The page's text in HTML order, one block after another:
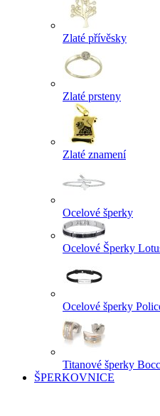
Zlaté přívěsky
Zlaté prsteny
Zlaté znamení
Ocelové šperky
Ocelové Šperky
Ocelové šperky
Titanové šperky
ŠPERKOVNICE